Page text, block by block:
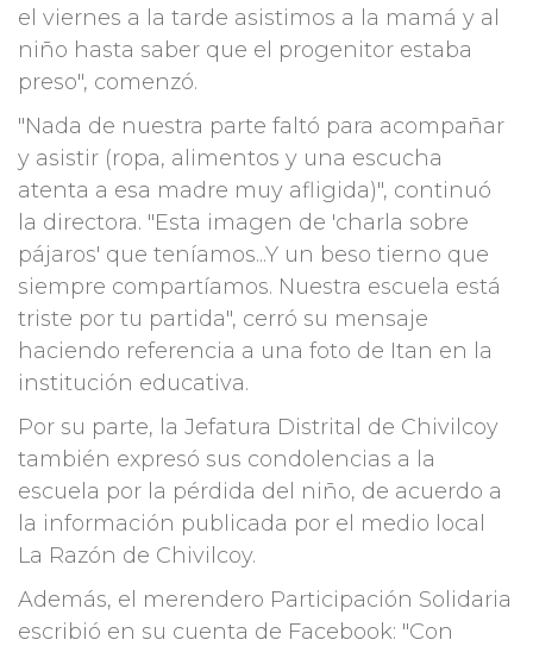
el viernes a la tarde asistimos a la mamá y al
niño hasta saber que el progenitor estaba
preso", comenzó.
"Nada de nuestra parte faltó para acompañar
y asistir (ropa, alimentos y una escucha
atenta a esa madre muy afligida)", continuó
la directora. "Esta imagen de 'charla sobre
pájaros' que teníamos...Y un beso tierno que
siempre compartíamos. Nuestra escuela está
triste por tu partida", cerró su mensaje
haciendo referencia a una foto de Itan en la
institución educativa.
Por su parte, la Jefatura Distrital de Chivilcoy
también expresó sus condolencias a la
escuela por la pérdida del niño, de acuerdo a
la información publicada por el medio local
La Razón de Chivilcoy.
Además, el merendero Participación Solidaria
escribió en su cuenta de Facebook: "Con